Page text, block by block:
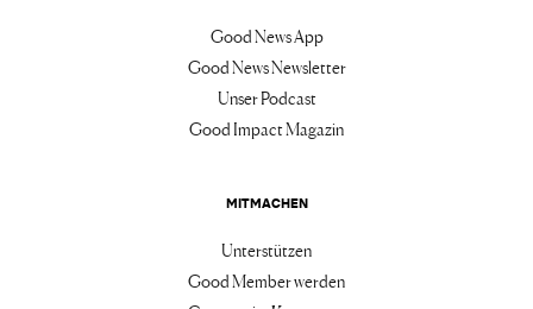
Good News App
Good News Newsletter
Unser Podcast
Good Impact Magazin
MITMACHEN
Unterstützen
Good Member werden